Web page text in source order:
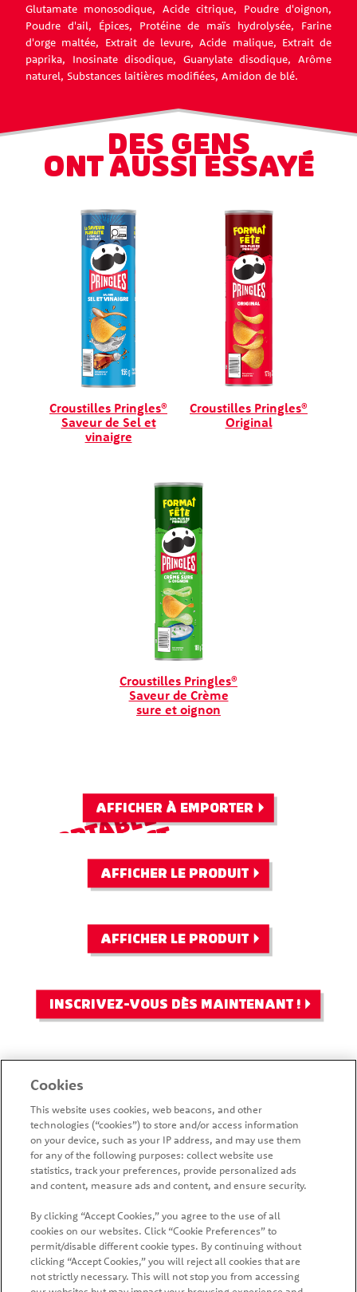
Glutamate monosodique, Acide citrique, Poudre d'oignon,
Poudre d'ail, Épices, Protéine de maïs hydrolysée, Farine
d'orge maltée, Extrait de levure, Acide malique, Extrait de
paprika, Inosinate disodique, Guanylate disodique, Arôme
naturel, Substances laitières modifiées, Amidon de blé.
DES GENS
ONT AUSSI ESSAYÉ
Croustilles Pringles®
Saveur de Sel et
vinaigre
Croustilles Pringles®
Original
Croustilles Pringles®
Saveur de Crème
sure et oignon
PORTABLE
ET COMPACT
AFFICHER À EMPORTER
DÉCOUVREZ
DES SAVEURS
DE L'ASIE
AFFICHER LE PRODUIT
MINGLES™
CHEDDAR ET
AFFICHER LE PRODUIT
VOUS POUR
EN SAVOIR
NOUVELLES
SAVEURS ET
LES
INSCRIVEZ-VOUS DÈS MAINTENANT !
ACCUEIL PRODUITS
OÙ ACHETER
NOUS JOINDRE
PLAN DU SITE
NEWSLETTER
COUPONS
Cookies
This website uses cookies, web beacons, and other
technologies (“cookies”) to store and/or access information
on your device, such as your IP address, and may use them
for any of the following purposes: collect website use
statistics, track your preferences, provide personalized ads
and content, measure ads and content, and ensure security.
By clicking “Accept Cookies,” you agree to the use of all
cookies on our websites. Click “Cookie Preferences” to
permit/disable different cookie types. By continuing without
clicking “Accept Cookies,” you will reject all cookies that are
not strictly necessary. This will not stop you from accessing